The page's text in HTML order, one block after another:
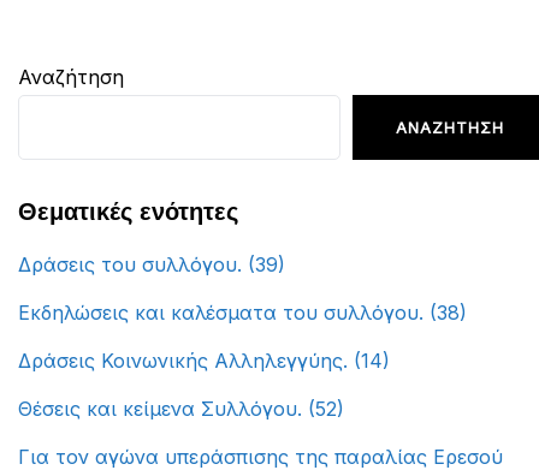
Αναζήτηση
ΑΝΑΖΉΤΗΣΗ
Θεματικές ενότητες
Δράσεις του συλλόγου. (39)
Εκδηλώσεις και καλέσματα του συλλόγου. (38)
Δράσεις Κοινωνικής Αλληλεγγύης. (14)
Θέσεις και κείμενα Συλλόγου. (52)
Για τον αγώνα υπεράσπισης της παραλίας Ερεσού